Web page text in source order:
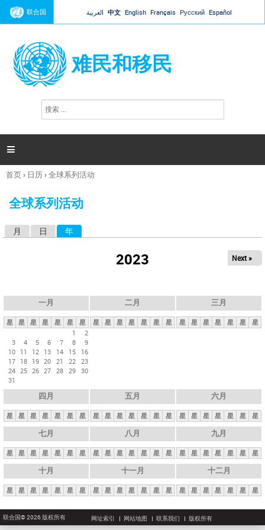
Jump to navigation
联合国 العربية 中文 English Français Русский Español
难民和移民
搜
索

你
这
首页› 日历›全球系列活动
全球系列活动
月 日 年
2023 Next »
一月
星 星 星 星 星 星
星
1
2
3
4 5 6 7 8
9
10 11 12 13 14 15
16
17 18 19 20 21 22 23
24 25 26 27 28 29 30
31
二月
星 星 星 星 星 星 星
三月
星 星 星 星 星 星 星
四月
星 星 星 星 星 星 星
五月
星 星 星 星 星 星 星
六月
星 星 星 星 星 星 星
七月
星 星 星 星 星 星 星
八月
星 星 星 星 星 星 星
九月
星 星 星 星 星 星 星
十月
星 星 星 星 星 星 星
十一月
星 星 星 星 星 星 星
十二月
星 星 星 星 星 星 星
联合国© 2026 版权所有 网址索引 网站地图 联系我们 版权所有